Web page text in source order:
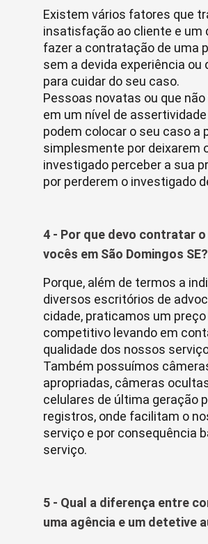
Existem vários fatores que
insatisfação ao cliente e um
fazer a contratação de uma
sem a devida experiência ou
para cuidar do seu caso.
Pessoas novatas ou que
em um nível de
podem colocar o seu caso a
simplesmente por deixarem
investigado perceber a sua
por perderem o investigado
4 - Por que devo contratar
vocês em São Domingos SE?
Porque, além de termos a
diversos escritórios de
cidade, praticamos um
competitivo levando em
qualidade dos nossos
Também possuímos
apropriadas, câmeras
celulares de última geração
registros, onde facilitam o
serviço e por consequência
serviço.
5 - Qual a diferença entre
uma agência e um detetive